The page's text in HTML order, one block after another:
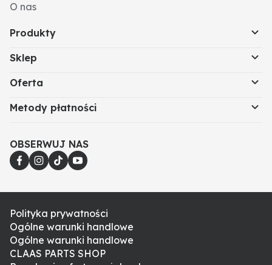
O nas
Produkty
Sklep
Oferta
Metody płatności
OBSERWUJ NAS
Polityka prywatności
Ogólne warunki handlowe
Ogólne warunki handlowe
CLAAS PARTS SHOP